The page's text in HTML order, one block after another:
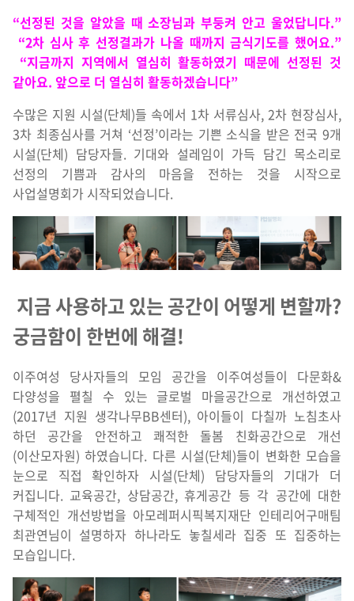
“선정된 것을 알았을 때 소장님과 부둥켜 안고 울었답니다.”
“2차 심사 후 선정결과가 나올 때까지 금식기도를 했어요.”
“지금까지 지역에서 열심히 활동하였기 때문에 선정된 것
같아요. 앞으로 더 열심히 활동하겠습니다”
수많은 지원 시설(단체)들 속에서 1차 서류심사, 2차 현장심사,
3차 최종심사를 거쳐 ‘선정’이라는 기쁜 소식을 받은 전국 9개
시설(단체) 담당자들. 기대와 설레임이 가득 담긴 목소리로
선정의 기쁨과 감사의 마음을 전하는 것을 시작으로
사업설명회가 시작되었습니다.
지금 사용하고 있는 공간이 어떻게 변할까?
궁금함이 한번에 해결!
이주여성 당사자들의 모임 공간을 이주여성들이 다문화&
다양성을 펼칠 수 있는 글로벌 마을공간으로 개선하였고
(2017년 지원 생각나무BB센터), 아이들이 다칠까 노침초사
하던 공간을 안전하고 쾌적한 돌봄 친화공간으로 개선
(이산모자원) 하였습니다. 다른 시설(단체)들이 변화한 모습을
눈으로 직접 확인하자 시설(단체) 담당자들의 기대가 더
커집니다. 교육공간, 상담공간, 휴게공간 등 각 공간에 대한
구체적인 개선방법을 아모레퍼시픽복지재단 인테리어구매팀
최관연님이 설명하자 하나라도 놓칠세라 집중 또 집중하는
모습입니다.